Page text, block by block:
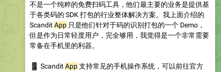
不是一个纯粹的免费扫码工具，他们最主要的业务是提供基
于各类码的 SDK 打包的行业整体解决方案。我上面介绍的
Scandit App 只是他们针对于码的识别打包的一个 Demo，
但是作为日常轻度用户，完全够用，我觉得是一个非常需要
常备在手机里的利器。
Scandit App支持常见的手机操作系统，可以前往官方